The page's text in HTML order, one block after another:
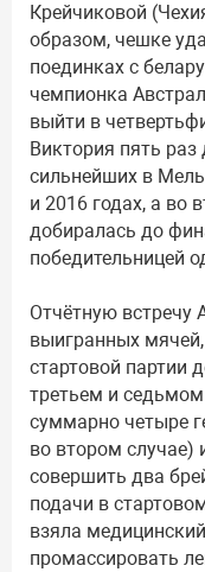
Крейчиковой
образом, чешке
поединках с
чемпионка
выйти в
Виктория пять
сильнейших в
и 2016 годах, а во
добиралась до
победительницей
Отчётную встречу
выигранных
стартовой партии
третьем и седьмом
суммарно четыре
во втором случае)
совершить два
подачи в
взяла
промассировать